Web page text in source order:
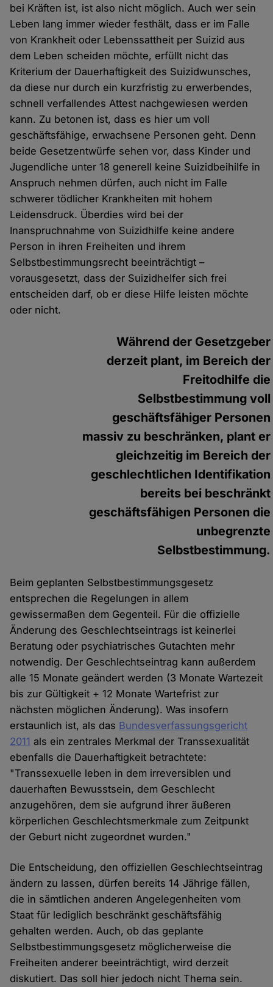
bei Kräften ist, ist also nicht möglich. Auch wer sein
Leben lang immer wieder festhält, dass er im Falle
von Krankheit oder Lebenssattheit per Suizid aus
dem Leben scheiden möchte, erfüllt nicht das
Kriterium der Dauerhaftigkeit des Suizidwunsches,
da diese nur durch ein kurzfristig zu erwerbendes,
schnell verfallendes Attest nachgewiesen werden
kann. Zu betonen ist, dass es hier um voll
geschäftsfähige, erwachsene Personen geht. Denn
beide Gesetzentwürfe sehen vor, dass Kinder und
Jugendliche unter 18 generell keine Suizidbeihilfe in
Anspruch nehmen dürfen, auch nicht im Falle
schwerer tödlicher Krankheiten mit hohem
Leidensdruck. Überdies wird bei der
Inanspruchnahme von Suizidhilfe keine andere
Person in ihren Freiheiten und ihrem
Selbstbestimmungsrecht beeinträchtigt –
vorausgesetzt, dass der Suizidhelfer sich frei
entscheiden darf, ob er diese Hilfe leisten möchte
oder nicht.
Während der Gesetzgeber
derzeit plant, im Bereich der
Freitodhilfe die
Selbstbestimmung voll
geschäftsfähiger Personen
massiv zu beschränken, plant er
gleichzeitig im Bereich der
geschlechtlichen Identifikation
bereits bei beschränkt
geschäftsfähigen Personen die
unbegrenzte
Selbstbestimmung.
Beim geplanten Selbstbestimmungsgesetz
entsprechen die Regelungen in allem
gewissermaßen dem Gegenteil. Für die offizielle
Änderung des Geschlechtseintrags ist keinerlei
Beratung oder psychiatrisches Gutachten mehr
notwendig. Der Geschlechtseintrag kann außerdem
alle 15 Monate geändert werden (3 Monate Wartezeit
bis zur Gültigkeit + 12 Monate Wartefrist zur
nächsten möglichen Änderung). Was insofern
erstaunlich ist, als das Bundesverfassungsgericht
2011 als ein zentrales Merkmal der Transsexualität
ebenfalls die Dauerhaftigkeit betrachtete:
"Transsexuelle leben in dem irreversiblen und
dauerhaften Bewusstsein, dem Geschlecht
anzugehören, dem sie aufgrund ihrer äußeren
körperlichen Geschlechtsmerkmale zum Zeitpunkt
der Geburt nicht zugeordnet wurden."
Die Entscheidung, den offiziellen Geschlechtseintrag
ändern zu lassen, dürfen bereits 14 Jährige fällen,
die in sämtlichen anderen Angelegenheiten vom
Staat für lediglich beschränkt geschäftsfähig
gehalten werden. Auch, ob das geplante
Selbstbestimmungsgesetz möglicherweise die
Freiheiten anderer beeinträchtigt, wird derzeit
diskutiert. Das soll hier jedoch nicht Thema sein.